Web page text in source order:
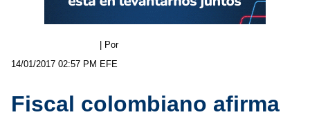
14/01/2017 02:57 PM
| Por
EFE
Fiscal colombiano afirma